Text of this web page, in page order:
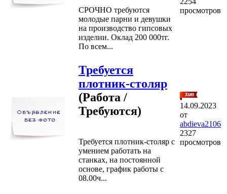
СРОЧНО требуются
молодые парни и девушки
на производство гипсовых
изделии. Оклад 200 000тг.
По всем...
просмотров
Требуется
плотник-столяр
(Работа /
Требуются)
Требуется плотник-столяр с
умением работать на
станках, на постоянной
основе, график работы с
08.00ч...
14.09.2023
от
abdieva2106
2327
просмотров